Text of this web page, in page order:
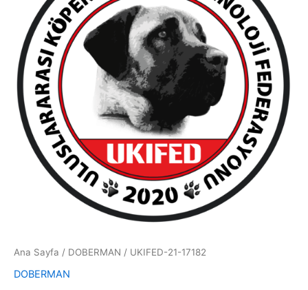
Ana Sayfa / DOBERMAN / UKIFED-21-17182
DOBERMAN